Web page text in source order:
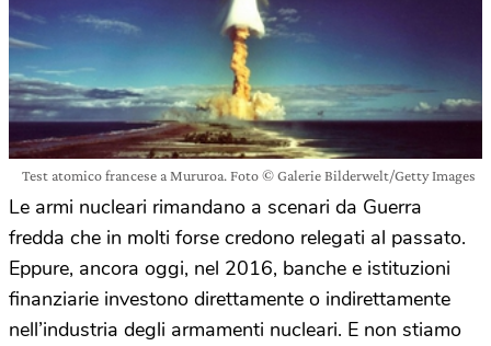
Test atomico francese a Mururoa. Foto © Galerie Bilderwelt/Getty Images
Le armi nucleari rimandano a scenari da Guerra
fredda che in molti forse credono relegati al passato.
Eppure, ancora oggi, nel 2016, banche e istituzioni
finanziarie investono direttamente o indirettamente
nell’industria degli armamenti nucleari. E non stiamo